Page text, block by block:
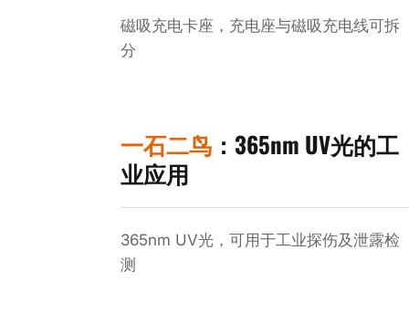
磁吸充电卡座，充电座与磁吸充电线可拆
分
一石二鸟 ：365nm UV光的工
业应用
365nm UV光，可用于工业探伤及泄露检
测